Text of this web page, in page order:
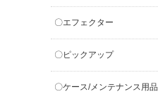
〇エフェクター
〇ピックアップ
〇ケース/メンテナンス用品